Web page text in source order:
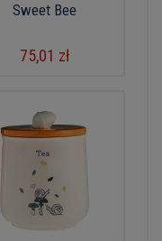
Sweet Bee
75,01 zł